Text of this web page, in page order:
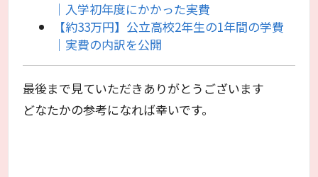
｜入学初年度にかかった実費
【約33万円】公立高校2年生の1年間の学費
｜実費の内訳を公開
最後まで見ていただきありがとうございます
どなたかの参考になれば幸いです。